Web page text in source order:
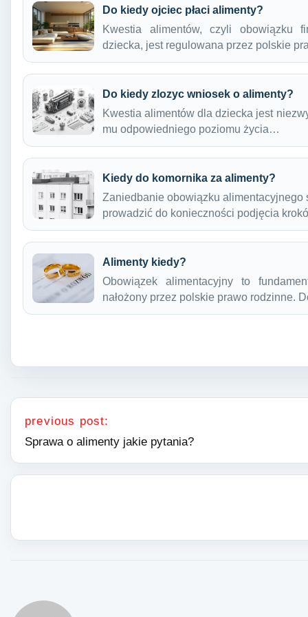
Do kiedy ojciec płaci alimenty?
Kwestia alimentów, czyli obowiązku
dziecka, jest regulowana przez polskie
Do kiedy zlozyc wniosek o alimenty?
Kwestia alimentów dla dziecka jest
mu odpowiedniego poziomu życia…
Kiedy do komornika za alimenty?
Zaniedbanie obowiązku
prowadzić do konieczności podjęcia
Alimenty kiedy?
Obowiązek alimentacyjny to
nałożony przez polskie prawo rodzinne.
Nawigacja wpisu
previous post:
Sprawa o alimenty jakie pytania?